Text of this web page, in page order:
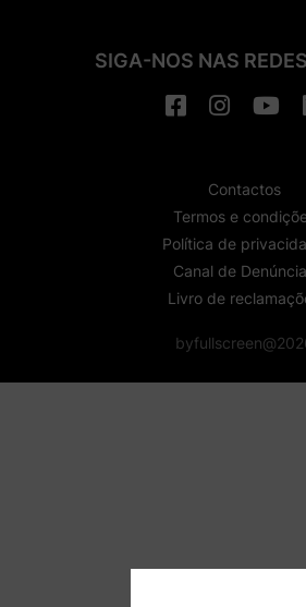
SIGA-NOS NAS
Contactos
Termos e
Política de
Canal de
Livro de